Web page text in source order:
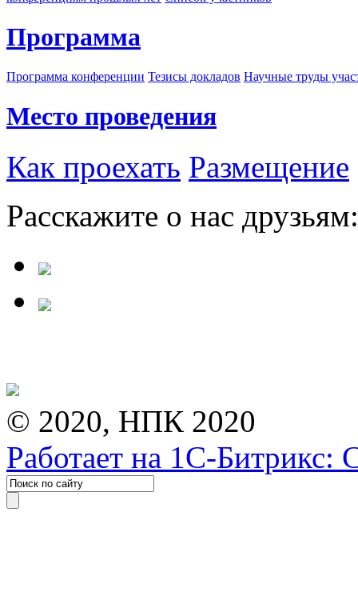
Программа
Программа конференции Тезисы докладов Научные труды
Место проведения
Как проехать Размещение
Расскажите о нас друзьям:
© 2020, НПК 2020
Работает на 1С-Битрикс: